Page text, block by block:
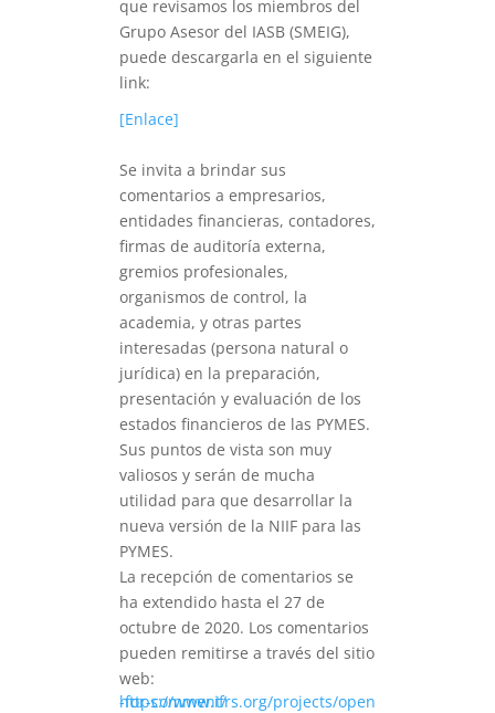
que revisamos los miembros del
Grupo Asesor del IASB (SMEIG),
puede descargarla en el siguiente
link:
[Enlace]
Se invita a brindar sus
comentarios a empresarios,
entidades financieras, contadores,
firmas de auditoría externa,
gremios profesionales,
organismos de control, la
academia, y otras partes
interesadas (persona natural o
jurídica) en la preparación,
presentación y evaluación de los
estados financieros de las PYMES.
Sus puntos de vista son muy
valiosos y serán de mucha
utilidad para que desarrollar la
nueva versión de la NIIF para las
PYMES.
La recepción de comentarios se
ha extendido hasta el 27 de
octubre de 2020. Los comentarios
pueden remitirse a través del sitio
web:
https://www.ifrs.org/projects/open-for-comment/